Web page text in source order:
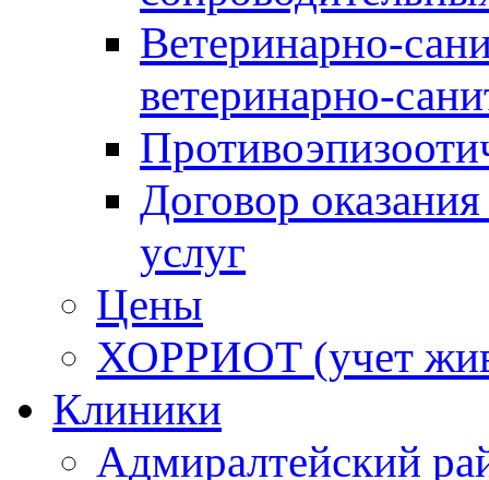
Ветеринарно-
ветеринарно-
Договор
услуг
Цены
ХОРРИОТ (учет
Клиники
Адмиралтейский